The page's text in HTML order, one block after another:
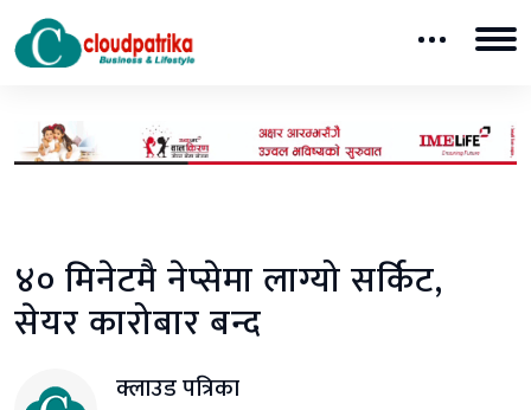
४० मिनेटमै नेप्सेमा लाग्यो सर्किट,
सेयर कारोबार बन्द
क्लाउड पत्रिका